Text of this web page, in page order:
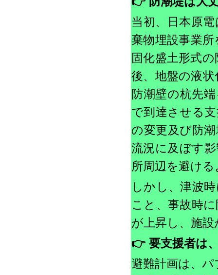
当初、日本原
棄物埋設事業
固化盛土形式
後、地盤の液
防潮壁の杭先
で到達させる
の変更及び防
流況に及ぼす
所周辺を避け
しかし、津波
こと、事故時
が上昇し、施
👉 要支援者は
避難計画は、